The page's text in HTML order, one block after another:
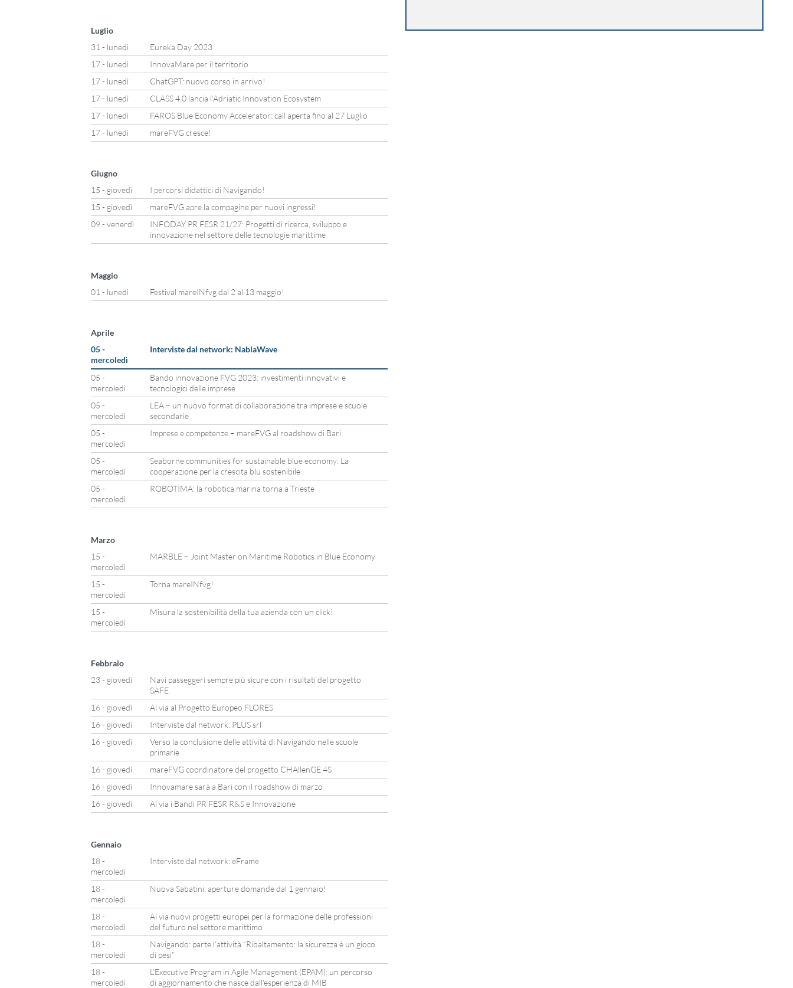
Luglio
31 - lunedì
Eureka Day 2023
17 - lunedì
InnovaMare per il territorio
17 - lunedì
ChatGPT: nuovo corso in arrivo!
17 - lunedì
CLASS 4.0 lancia l’Adriatic Innovation Ecosystem
17 - lunedì
FAROS Blue Economy Accelerator: call aperta fino al 27 Luglio
17 - lunedì
mareFVG cresce!
Giugno
15 - giovedì
I percorsi didattici di Navigando!
15 - giovedì
mareFVG apre la compagine per nuovi ingressi!
09 - venerdì
INFODAY PR FESR 21/27: Progetti di ricerca, sviluppo e
innovazione nel settore delle tecnologie marittime
Maggio
01 - lunedì
Festival mareINfvg dal 2 al 13 maggio!
Aprile
05 -
mercoledì
Interviste dal network: NablaWave
05 -
mercoledì
Bando innovazione FVG 2023: investimenti innovativi e
tecnologici delle imprese
05 -
mercoledì
LEA – un nuovo format di collaborazione tra imprese e scuole
secondarie
05 -
mercoledì
Imprese e competenze – mareFVG al roadshow di Bari
05 -
mercoledì
Seaborne communities for sustainable blue economy: La
cooperazione per la crescita blu sostenibile
05 -
mercoledì
ROBOTIMA: la robotica marina torna a Trieste
Marzo
15 -
mercoledì
MARBLE – Joint Master on Maritime Robotics in Blue Economy
15 -
mercoledì
Torna mareINfvg!
15 -
mercoledì
Misura la sostenibilità della tua azienda con un click!
Febbraio
23 - giovedì
Navi passeggeri sempre più sicure con i risultati del progetto
SAFE
16 - giovedì
Al via al Progetto Europeo FLORES
16 - giovedì
Interviste dal network: PLUS srl
16 - giovedì
Verso la conclusione delle attività di Navigando nelle scuole
primarie
16 - giovedì
mareFVG coordinatore del progetto CHAllenGE 4S
16 - giovedì
Innovamare sarà a Bari con il roadshow di marzo
16 - giovedì
Al via i Bandi PR FESR R&S e Innovazione
Gennaio
18 -
mercoledì
Interviste dal network: eFrame
18 -
mercoledì
Nuova Sabatini: aperture domande dal 1 gennaio!
18 -
mercoledì
Al via nuovi progetti europei per la formazione delle professioni
del futuro nel settore marittimo
18 -
mercoledì
Navigando: parte l’attività “Ribaltamento: la sicurezza è un gioco
di pesi”
18 -
mercoledì
L’Executive Program in Agile Management (EPAM): un percorso
di aggiornamento che nasce dall’esperienza di MIB